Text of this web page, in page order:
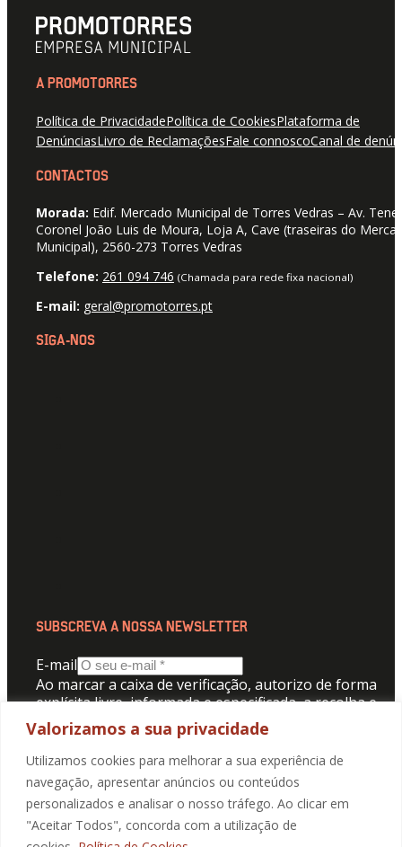
Valorizamos a sua privacidade
Utilizamos cookies para melhorar a sua experiência de
navegação, apresentar anúncios ou conteúdos
personalizados e analisar o nosso tráfego. Ao clicar em
"Aceitar Todos", concorda com a utilização de
A PROMOTORRES
Política de PrivacidadePolítica de CookiesPlataforma de
DenúnciasLivro de ReclamaçõesFale connoscoCanal de
CONTACTOS
Morada: Edif. Mercado Municipal de Torres Vedras – Av.
Coronel João Luis de Moura, Loja A, Cave (traseiras do
Municipal), 2560-273 Torres Vedras
Telefone: 261 094 746 (Chamada para rede fixa nacional)
E-mail: geral@promotorres.pt
SIGA-NOS
SUBSCREVA A NOSSA NEWSLETTER
E-mail
Ao marcar a caixa de verificação, autorizo de forma
explícita livre, informada e especificada, a recolha e
tratamento dos meus dados pessoais para receber
comunicação da Promotorres:
Politica de Privacidade
SUBMETER